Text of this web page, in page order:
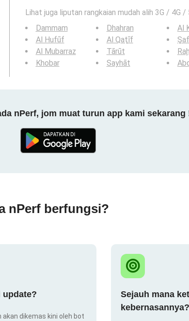
Lihat juga liputan rangkaian mudah alih 3G / 4G /
Dammam
Al Hufūf
Al Mubarraz
Khobar
Dhahran
Al Qaţīf
Tārūt
Sayhāt
Al
nPerf, jom muat turun app kami sekarang
nPerf berfungsi?
update?
akan dikemas kini oleh bot
Sejauh mana
kebernasannya?